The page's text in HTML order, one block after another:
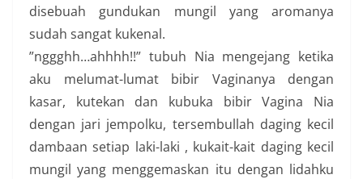
disebuah gundukan mungil yang aromanya
sudah sangat kukenal.
”nggghh…ahhhh!!” tubuh Nia mengejang ketika
aku melumat-lumat bibir Vaginanya dengan
kasar, kutekan dan kubuka bibir Vagina Nia
dengan jari jempolku, tersembullah daging kecil
dambaan setiap laki-laki , kukait-kait daging kecil
mungil yang menggemaskan itu dengan lidahku